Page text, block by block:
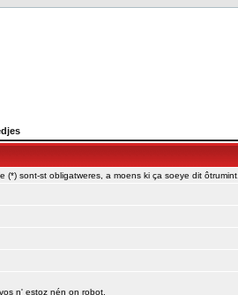
(*) sont-st obligatweres, a moens ki ça soeye dit ôtrumint.
n' estoz nén on robot.